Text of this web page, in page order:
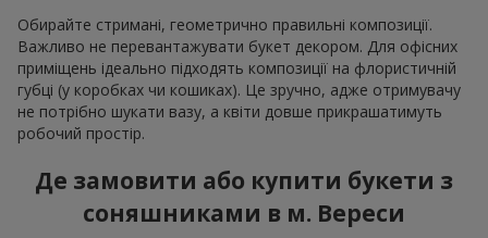
Обирайте стримані, геометрично правильні композиції.
Важливо не перевантажувати букет декором. Для офісних
приміщень ідеально підходять композиції на флористичній
губці (у коробках чи кошиках). Це зручно, адже отримувачу
не потрібно шукати вазу, а квіти довше прикрашатимуть
робочий простір.
Де замовити або купити букети з
соняшниками в м. Вереси